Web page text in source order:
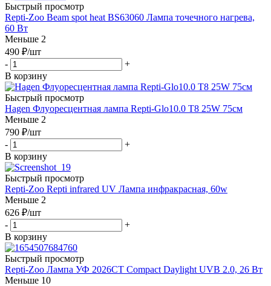
Быстрый просмотр
Repti-Zoo Beam spot heat BS63060 Лампа точечного нагрева,
60 Вт
Меньше 2
490 ₽/шт
-
+
В корзину
Быстрый просмотр
Hagen Флуоресцентная лампа Repti-Glo10.0 Т8 25W 75см
Меньше 2
790 ₽/шт
-
+
В корзину
Быстрый просмотр
Repti-Zoo Repti infrared UV Лампа инфракрасная, 60w
Меньше 2
626 ₽/шт
-
+
В корзину
Быстрый просмотр
Repti-Zoo Лампа УФ 2026CT Compact Daylight UVB 2.0, 26 Вт
Меньше 10